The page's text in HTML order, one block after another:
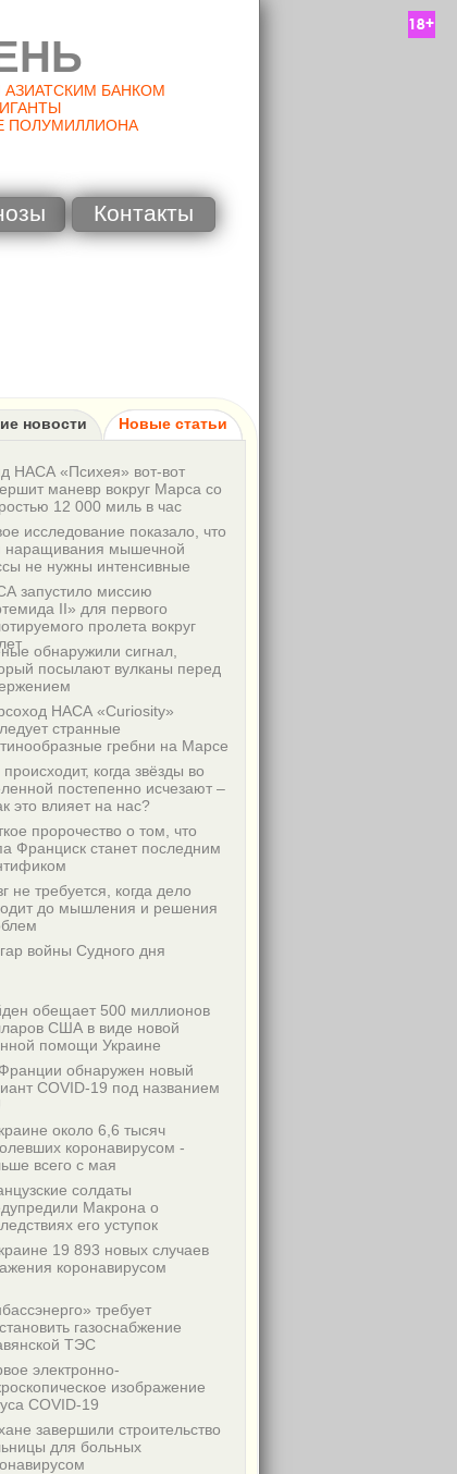
БАНКОМ
ПОЛУМИЛЛИОНА
Контакты
новости Новые статьи
НАСА «Психея» вот-вот
маневр вокруг Марса со
12 000 миль в час
исследование показало, что
наращивания мышечной
не нужны интенсивные
запустило миссию
II» для первого
пролета вокруг
обнаружили сигнал,
посылают вулканы перед
НАСА «Curiosity»
странные
гребни на Марсе
происходит, когда звёзды во
постепенно исчезают –
это влияет на нас?
пророчество о том, что
Франциск станет последним
не требуется, когда дело
до мышления и решения
войны Судного дня
обещает 500 миллионов
США в виде новой
помощи Украине
обнаружен новый
COVID-19 под названием
около 6,6 тысяч
коронавирусом -
всего с мая
солдаты
Макрона о
его уступок
19 893 новых случаев
коронавирусом
требует
газоснабжение
ТЭС
электронно-
изображение
COVID-19
завершили строительство
для больных